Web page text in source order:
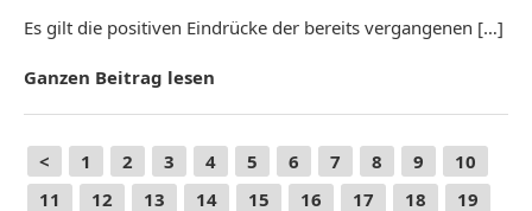
Es gilt die positiven Eindrücke der bereits vergangenen […]
Ganzen Beitrag lesen
< 1 2 3 4 5 6 7 8 9
10
11
12 13 14 15 16 17 18
19